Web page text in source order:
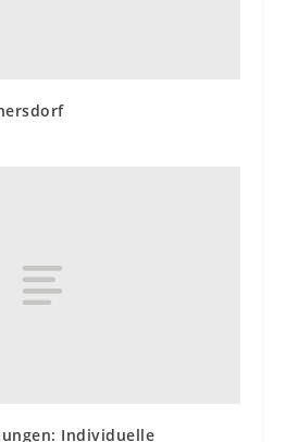
Individuelle